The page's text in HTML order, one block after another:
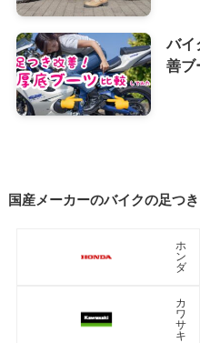
バイ
善ブ
国産メーカーのバイクの足つ
ホ
ン
ダ
カ
ワ
サ
キ